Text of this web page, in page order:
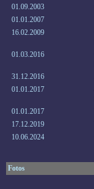
01.09.2003
01.01.2007
16.02.2009
01.03.2016
31.12.2016
01.01.2017
01.01.2017
17.12.2019
10.06.2024
Fotos